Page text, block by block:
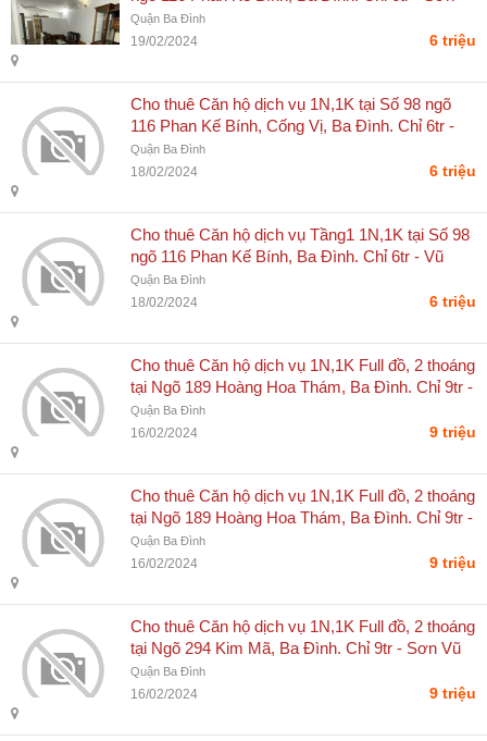
Vũ Thanh
Quận Ba Đình
19/02/2024 6 triệu
Cho thuê Căn hộ dịch vụ 1N,1K tại Số 98 ngõ
116 Phan Kế Bính, Cống Vị, Ba Đình. Chỉ 6tr -
Sơn Vũ Thanh
Quận Ba Đình
18/02/2024 6 triệu
Cho thuê Căn hộ dịch vụ Tầng1 1N,1K tại Số 98
ngõ 116 Phan Kế Bính, Ba Đình. Chỉ 6tr - Vũ
Thanh Sơn
Quận Ba Đình
18/02/2024 6 triệu
Cho thuê Căn hộ dịch vụ 1N,1K Full đồ, 2 thoáng
tại Ngõ 189 Hoàng Hoa Thám, Ba Đình. Chỉ 9tr -
Sơn Vũ Thanh
Quận Ba Đình
16/02/2024 9 triệu
Cho thuê Căn hộ dịch vụ 1N,1K Full đồ, 2 thoáng
tại Ngõ 189 Hoàng Hoa Thám, Ba Đình. Chỉ 9tr -
Vũ Thanh Sơn
Quận Ba Đình
16/02/2024 9 triệu
Cho thuê Căn hộ dịch vụ 1N,1K Full đồ, 2 thoáng
tại Ngõ 294 Kim Mã, Ba Đình. Chỉ 9tr - Sơn Vũ
Thanh
Quận Ba Đình
16/02/2024 9 triệu